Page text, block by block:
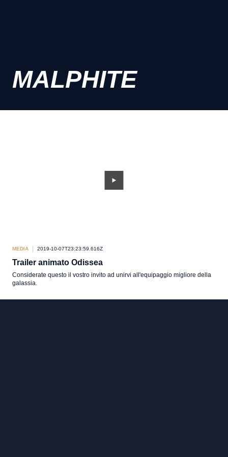
MALPHITE
MEDIA 2019-10-07T23:23:59.616Z
Trailer animato Odissea
Considerate questo il vostro invito ad unirvi all'equipaggio migliore della
galassia.